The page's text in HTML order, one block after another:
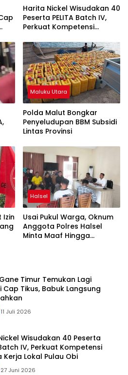
Harita Nickel Wisudakan 40
Peserta PELITA Batch IV,
Perkuat Kompetensi
Obi
Maluku Utara
Polda Malut Bongkar
Penyeludupan BBM Subsidi
Lintas Provinsi
Izin
Halsel
Usai Pukul Warga, Oknum
Anggota Polres Halsel
Minta Maaf Hingga
Timur Temukan Lagi
Cap Tikus, Babuk Langsung
11 Juli 2026
Wisudakan 40 Peserta
Batch IV, Perkuat Kompetensi
Kerja Lokal Pulau Obi
27 Juni 2026